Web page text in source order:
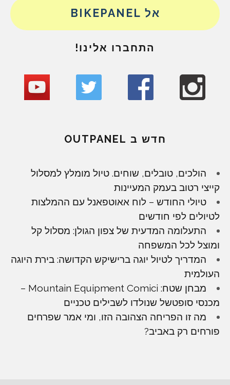
אל BIKEPANEL
התחברו אלינו!
חדש ב OUTPANEL
הולכים, טובלים, שוחים. טיול מומלץ למסלול
קייצי רטוב בעמק המעיינות
טיולי החודש – לוח אאוטפאנל עם ההמלצות
לטיולים לפי חודשים
התעלומה המדעית של צפון הגולן: מסלול קל
ומוצל לכל המשפחה
המדריך לטיול יוגה ברישיקש הקדושה: בירת היוגה
העולמית
מבחן שטח: Mountain Equipment Comici –
מכנסי סופטשל שנולדו לשבילים טכניים
מה זו הפריחה הצהובה הזו, ומי אמר שפרחים
פורחים רק באביב?